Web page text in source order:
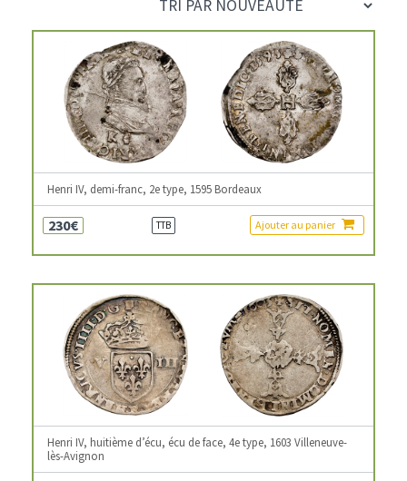
Henri IV, demi-franc, 2e type, 1595 Bordeaux
230€ TTB Ajouter au panier
Henri IV, huitième d’écu, écu de face, 4e type, 1603 Villeneuve-
lès-Avignon